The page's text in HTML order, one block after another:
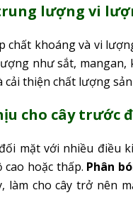
lượng vi
chất khoáng và vi
như sắt,
cải thiện chất lượng
cho cây trước
mặt với nhiều điều
hoặc thấp. Phân
làm cho cây trở nên